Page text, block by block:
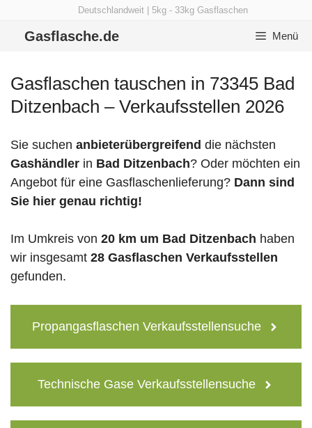
Deutschlandweit | 5kg - 33kg Gasflaschen
Gasflasche.de Menü
Gasflaschen tauschen in 73345 Bad
Ditzenbach – Verkaufsstellen 2026
Sie suchen anbieterübergreifend die nächsten
Gashändler in Bad Ditzenbach? Oder möchten ein
Angebot für eine Gasflaschenlieferung? Dann sind
Sie hier genau richtig!
Im Umkreis von 20 km um Bad Ditzenbach haben
wir insgesamt 28 Gasflaschen Verkaufsstellen
gefunden.
Propangasflaschen Verkaufsstellensuche
Technische Gase Verkaufsstellensuche